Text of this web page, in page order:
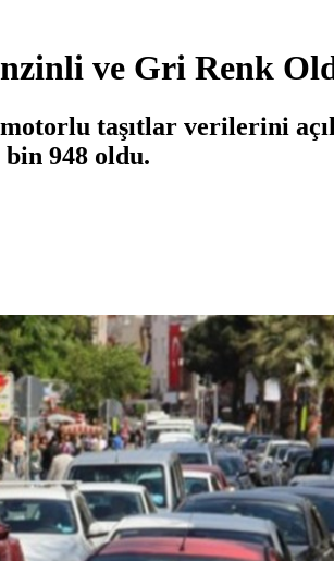
ve Gri Renk
taşıtlar verilerini
bin 948 oldu.